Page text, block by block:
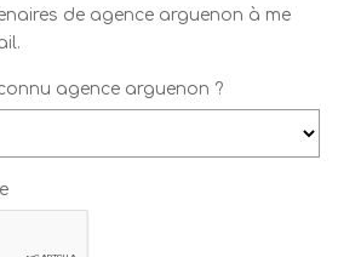
de agence arguenon à me
agence arguenon ?